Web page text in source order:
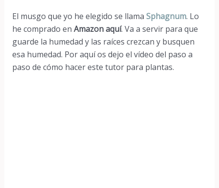
El musgo que yo he elegido se llama Sphagnum. Lo
he comprado en Amazon aquí. Va a servir para que
guarde la humedad y las raíces crezcan y busquen
esa humedad. Por aquí os dejo el vídeo del paso a
paso de cómo hacer este tutor para plantas.